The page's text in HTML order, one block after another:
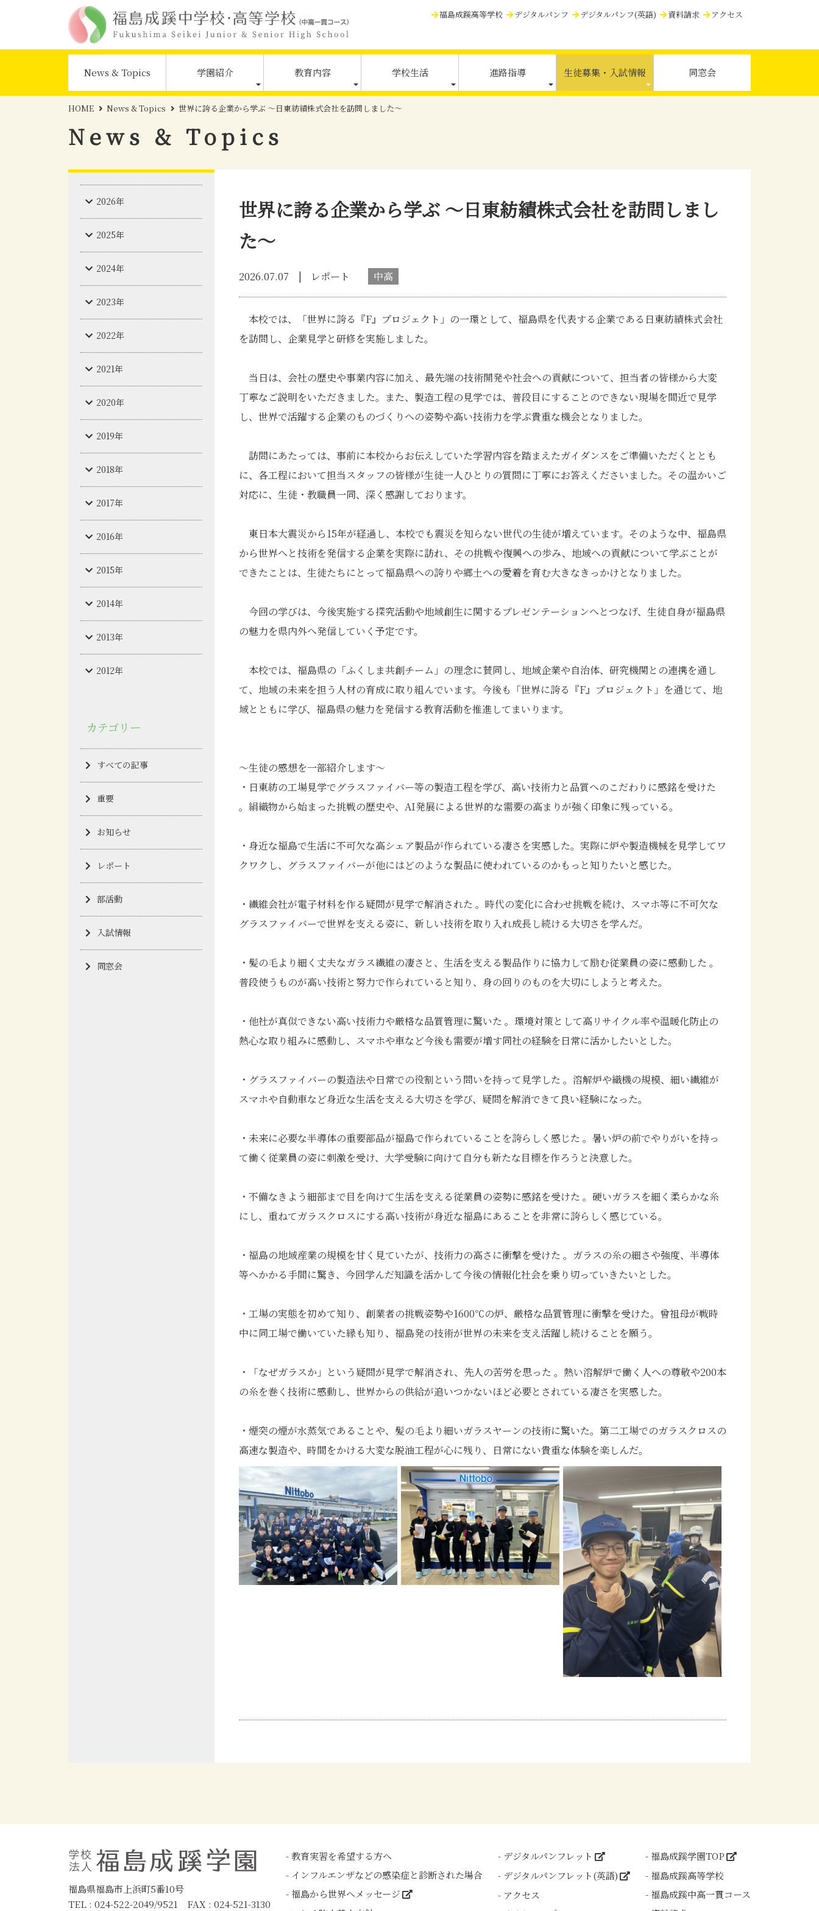
福島成蹊高等学校 デジタルパンフ デジタルパンフ(英語) 資料請求 アクセス
News & Topics 学園紹介 教育内容 学校生活 進路指導 生徒募集・入試情報 同窓会
HOME News & Topics 世界に誇る企業から学ぶ ～日東紡績株式会社を訪問しました～
News & Topics
2026年
2025年
2024年
2023年
2022年
2021年
2020年
2019年
2018年
2017年
2016年
2015年
2014年
2013年
2012年
カテゴリー
すべての記事
重要
お知らせ
レポート
部活動
入試情報
同窓会
世界に誇る企業から学ぶ ～日東紡績株式会社を訪問しまし
た～
2026.07.07 レポート 中高
本校では、「世界に誇る『F』プロジェクト」の一環として、福島県を代表する企業である日東紡績株式会社
を訪問し、企業見学と研修を実施しました。
当日は、会社の歴史や事業内容に加え、最先端の技術開発や社会への貢献について、担当者の皆様から大変
丁寧なご説明をいただきました。また、製造工程の見学では、普段目にすることのできない現場を間近で見学
し、世界で活躍する企業のものづくりへの姿勢や高い技術力を学ぶ貴重な機会となりました。
訪問にあたっては、事前に本校からお伝えしていた学習内容を踏まえたガイダンスをご準備いただくととも
に、各工程において担当スタッフの皆様が生徒一人ひとりの質問に丁寧にお答えくださいました。その温かいご
対応に、生徒・教職員一同、深く感謝しております。
東日本大震災から15年が経過し、本校でも震災を知らない世代の生徒が増えています。そのような中、福島県
から世界へと技術を発信する企業を実際に訪れ、その挑戦や復興への歩み、地域への貢献について学ぶことが
できたことは、生徒たちにとって福島県への誇りや郷土への愛着を育む大きなきっかけとなりました。
今回の学びは、今後実施する探究活動や地域創生に関するプレゼンテーションへとつなげ、生徒自身が福島県
の魅力を県内外へ発信していく予定です。
本校では、福島県の「ふくしま共創チーム」の理念に賛同し、地域企業や自治体、研究機関との連携を通し
て、地域の未来を担う人材の育成に取り組んでいます。今後も「世界に誇る『F』プロジェクト」を通じて、地
域とともに学び、福島県の魅力を発信する教育活動を推進してまいります。
～生徒の感想を一部紹介します～
・日東紡の工場見学でグラスファイバー等の製造工程を学び、高い技術力と品質へのこだわりに感銘を受けた
。絹織物から始まった挑戦の歴史や、AI発展による世界的な需要の高まりが強く印象に残っている。
・身近な福島で生活に不可欠な高シェア製品が作られている凄さを実感した。実際に炉や製造機械を見学してワ
クワクし、グラスファイバーが他にはどのような製品に使われているのかもっと知りたいと感じた。
・繊維会社が電子材料を作る疑問が見学で解消された 。時代の変化に合わせ挑戦を続け、スマホ等に不可欠な
グラスファイバーで世界を支える姿に、新しい技術を取り入れ成長し続ける大切さを学んだ。
・髪の毛より細く丈夫なガラス繊維の凄さと、生活を支える製品作りに協力して励む従業員の姿に感動した 。
普段使うものが高い技術と努力で作られていると知り、身の回りのものを大切にしようと考えた。
・他社が真似できない高い技術力や厳格な品質管理に驚いた 。環境対策として高リサイクル率や温暖化防止の
熱心な取り組みに感動し、スマホや車など今後も需要が増す同社の経験を日常に活かしたいとした。
・グラスファイバーの製造法や日常での役割という問いを持って見学した 。溶解炉や織機の規模、細い繊維が
スマホや自動車など身近な生活を支える大切さを学び、疑問を解消できて良い経験になった。
・未来に必要な半導体の重要部品が福島で作られていることを誇らしく感じた 。暑い炉の前でやりがいを持っ
て働く従業員の姿に刺激を受け、大学受験に向けて自分も新たな目標を作ろうと決意した。
・不備なきよう細部まで目を向けて生活を支える従業員の姿勢に感銘を受けた 。硬いガラスを細く柔らかな糸
にし、重ねてガラスクロスにする高い技術が身近な福島にあることを非常に誇らしく感じている。
・福島の地域産業の規模を甘く見ていたが、技術力の高さに衝撃を受けた 。ガラスの糸の細さや強度、半導体
等へかかる手間に驚き、今回学んだ知識を活かして今後の情報化社会を乗り切っていきたいとした。
・工場の実態を初めて知り、創業者の挑戦姿勢や1600℃の炉、厳格な品質管理に衝撃を受けた。曾祖母が戦時
中に同工場で働いていた縁も知り、福島発の技術が世界の未来を支え活躍し続けることを願う。
・「なぜガラスか」という疑問が見学で解消され、先人の苦労を思った 。熱い溶解炉で働く人への尊敬や200本
の糸を巻く技術に感動し、世界からの供給が追いつかないほど必要とされている凄さを実感した。
・煙突の煙が水蒸気であることや、髪の毛より細いガラスヤーンの技術に驚いた。第二工場でのガラスクロスの
高速な製造や、時間をかける大変な脱油工程が心に残り、日常にない貴重な体験を楽しんだ。
福島県福島市上浜町5番10号
TEL : 024-522-2049/9521 FAX : 024-521-3130
教育実習を希望する方へ
インフルエンザなどの感染症と診断された場合
福島から世界へメッセージ
デジタルパンフレット
デジタルパンフレット(英語)
アクセス
福島成蹊学園TOP
福島成蹊高等学校
福島成蹊中高一貫コース